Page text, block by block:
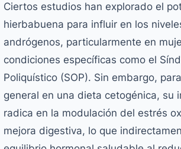
Ciertos estudios han explorado el
hierbabuena para influir en los
andrógenos, particularmente en
condiciones específicas como el
Poliquístico (SOP). Sin embargo,
general en una dieta cetogénica, su
radica en la modulación del estrés
mejora digestiva, lo que